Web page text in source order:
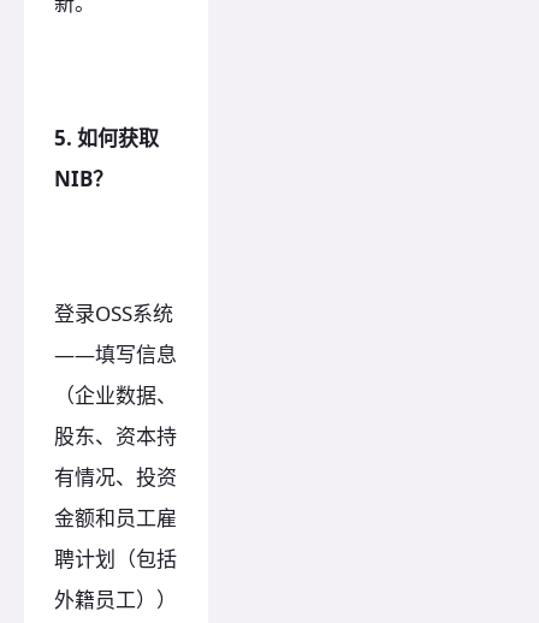
5. 如何获取
NIB？
登录OSS系统
——填写信息
（企业数据、
股东、资本持
有情况、投资
金额和员工雇
聘计划（包括
外籍员工））